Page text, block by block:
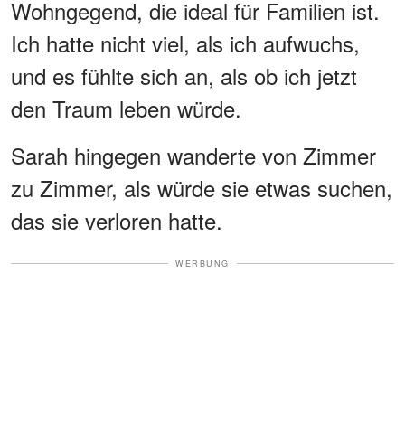
Wohngegend, die ideal für Familien ist.
Ich hatte nicht viel, als ich aufwuchs,
und es fühlte sich an, als ob ich jetzt
den Traum leben würde.
Sarah hingegen wanderte von Zimmer
zu Zimmer, als würde sie etwas suchen,
das sie verloren hatte.
WERBUNG